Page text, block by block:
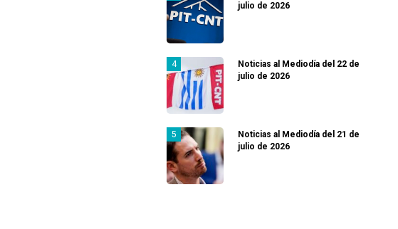
julio de 2026
Noticias al Mediodía del 22 de
julio de 2026
Noticias al Mediodía del 21 de
julio de 2026